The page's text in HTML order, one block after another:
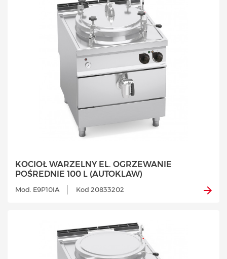
KOCIOŁ WARZELNY EL. OGRZEWANIE
POŚREDNIE 100 L (AUTOKLAW)
Mod. E9P10IA Kod 20833202